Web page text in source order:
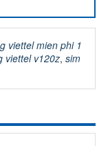
viettel mien phi 1
viettel v120z, sim